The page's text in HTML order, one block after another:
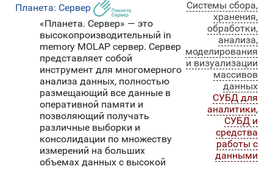
Планета: Сервер
«Планета. Сервер» — это
высокопроизводительный in
memory MOLAP сервер. Сервер
представляет собой
инструмент для многомерного
анализа данных, полностью
размещающий все данные в
оперативной памяти и
позволяющий получать
различные выборки и
консолидации по множеству
измерений на больших
объемах данных с высокой
Системы сбора,
хранения,
обработки,
анализа,
моделирования
и визуализации
массивов
данных
СУБД для
аналитики,
СУБД и
средства
работы с
данными